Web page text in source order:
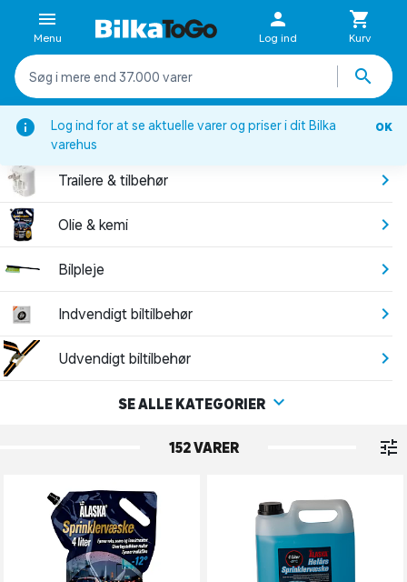
Log ind for at se aktuelle varer og priser i dit Bilka
varehus
OK
Menu Log ind Kurv
BILUDSTYR
Trailere & tilbehør
Olie & kemi
Bilpleje
Indvendigt biltilbehør
Udvendigt biltilbehør
SE ALLE KATEGORIER
152 VARER